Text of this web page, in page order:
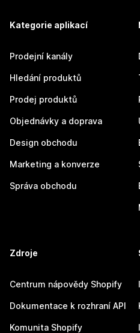
Kategorie aplikací
Prodejní kanály
Hledání produktů
Prodej produktů
Objednávky a doprava
Design obchodu
Marketing a konverze
Správa obchodu
Zdroje
Centrum nápovědy Shopify
Dokumentace k rozhraní API
Komunita Shopify